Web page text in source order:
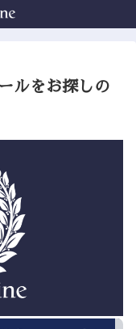
ルをお探しの